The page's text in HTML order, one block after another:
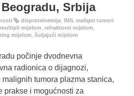
Srbija
disproteinemija IMS maligni tumori
multipli mijelom refraktorni mijelom
mijelom šuljajući mijelom
počinje dvodnevna
radionica o dijagnozi,
malignih tumora plazma stanica,
prakse i mogućnosti za